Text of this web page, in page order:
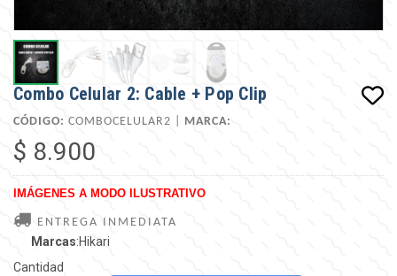
Combo Celular 2: Cable + Pop Clip
CÓDIGO: COMBOCELULAR2 | MARCA:
$ 8.900
IMÁGENES A MODO ILUSTRATIVO
ENTREGA INMEDIATA
Marcas:Hikari
Cantidad